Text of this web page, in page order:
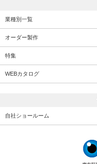
業種別一覧
オーダー製作
特集
WEBカタログ
自社ショールーム